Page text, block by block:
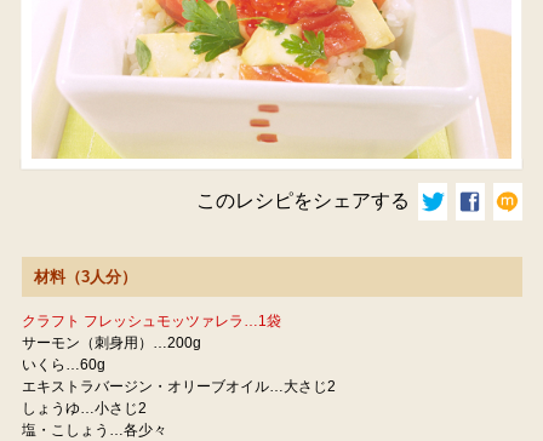
このレシピをシェアする
材料（3人分）
クラフト フレッシュモッツァレラ…1袋
サーモン（刺身用）…200g
いくら…60g
エキストラバージン・オリーブオイル…大さじ2
しょうゆ…小さじ2
塩・こしょう…各少々